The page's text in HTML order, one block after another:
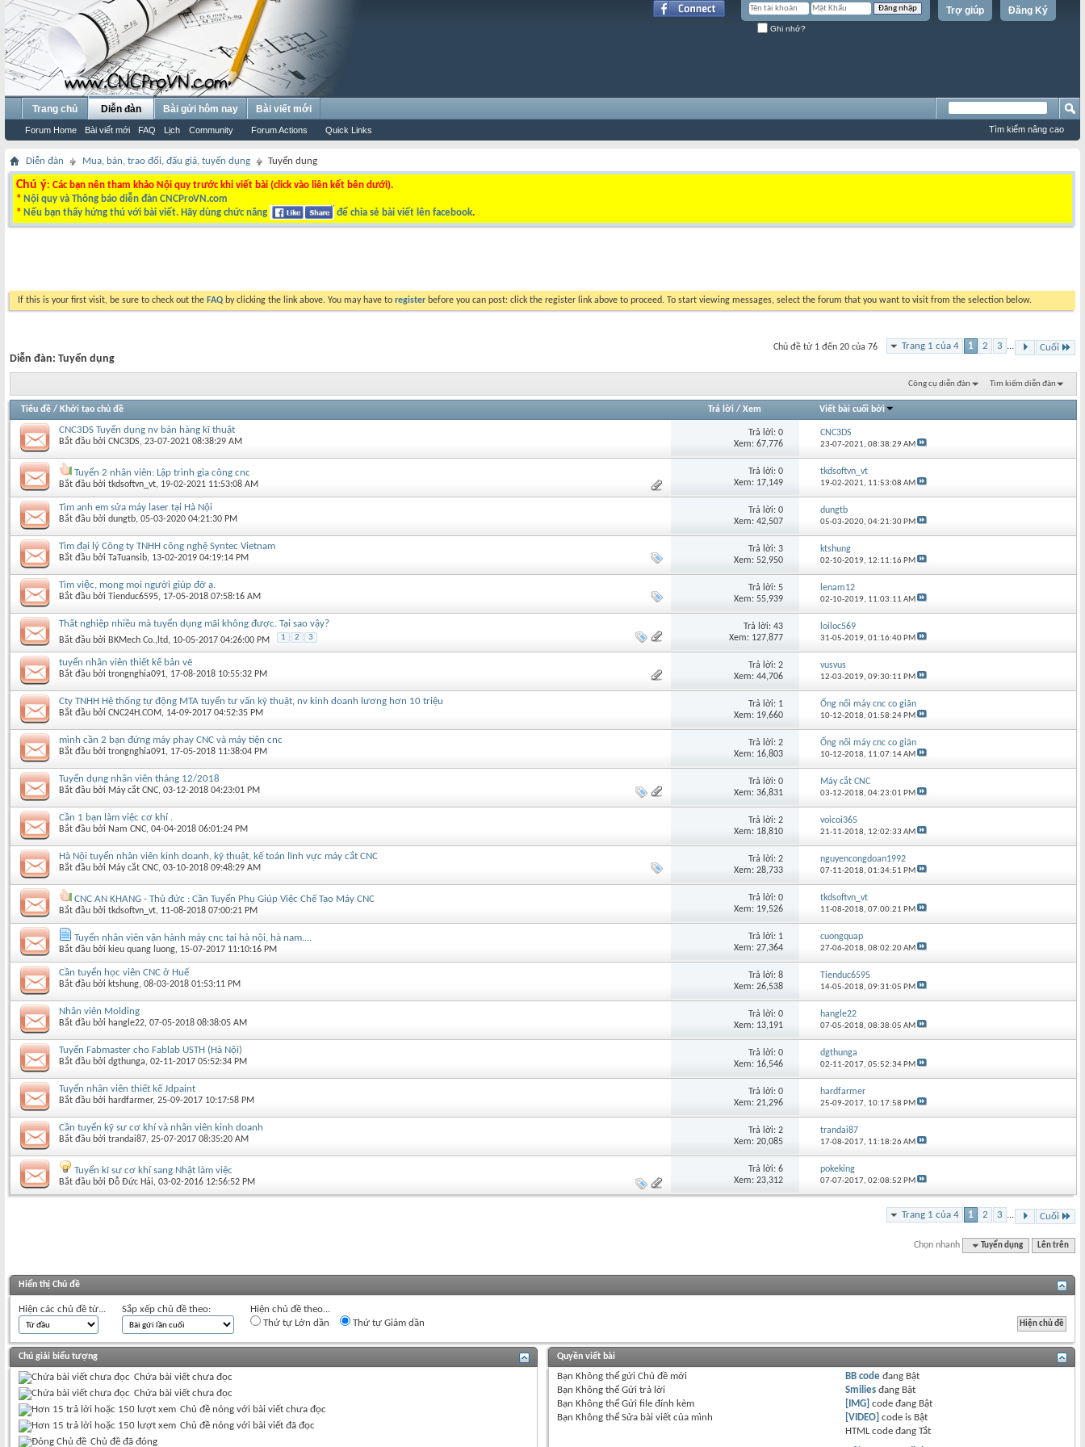
Đăng Ký
Trợ giúp
Ghi nhớ?
Trang chủ Diễn đàn
Forum Home Bài viết mới FAQ Lịch Community Forum Actions Quick Links
Bài gửi hôm nay Bài viết mới
Tìm kiếm nâng cao
Diễn đàn Mua, bán, trao đổi, đấu giá, tuyển dụng Tuyển dụng
Chú ý: Các bạn nên tham khảo Nội quy trước khi viết bài (click vào liên kết bên dưới).
* Nội quy và Thông báo diễn đàn CNCProVN.com
* Nếu bạn thấy hứng thú với bài viết. Hãy dùng chức năng để chia sẻ bài viết lên facebook.
If this is your first visit, be sure to check out the FAQ by clicking the link above. You may have to register before you can post: click the register link above to proceed. To start viewing messages, select the forum that you want to visit from the selection below.
Trang 1 của 4 1 2 3 ... Cuối
Chủ đề từ 1 đến 20 của 76
Diễn đàn: Tuyển dụng
Công cụ diễn đàn Tìm kiếm diễn đàn
Tiêu đề / Khởi tạo chủ đề Trả lời/ Xem Viết bài cuối bởi
CNC3DS Tuyển dụng nv bán hàng kĩ thuật
Bắt đầu bởi CNC3DS‎, 23-07-2021 08:38:29 AM
Trả lời: 0
Xem: 67,776
CNC3DS
23-07-2021,08:38:29 AM
Tuyển 2 nhân viên: Lập trình gia công cnc
Bắt đầu bởi tkdsoftvn_vt‎, 19-02-2021 11:53:08 AM
Trả lời: 0
Xem: 17,149
tkdsoftvn_vt
19-02-2021, 11:53:08 AM
Tìm anh em sửa máy laser tại Hà Nội
Bắt đầu bởi dungtb‎, 05-03-2020 04:21:30 PM
Trả lời: 0
Xem: 42,507
dungtb
05-03-2020,04:21:30 PM
Tìm đại lý Công ty TNHH công nghệ Syntec Vietnam
Bắt đầu bởi TaTuansib‎, 13-02-2019 04:19:14 PM
Trả lời: 3
Xem: 52,950
ktshung
02-10-2019, 12:11:16 PM
Tìm việc, mong mọi người giúp đỡ ạ.
Bắt đầu bởi Tienduc6595‎, 17-05-2018 07:58:16 AM
Trả lời: 5
Xem: 55,939
lenam12
02-10-2019, 11:03:11 AM
Thất nghiệp nhiều mà tuyển dụng mãi không được. Tại sao vậy?
Bắt đầu bởi BKMech Co.,ltd‎, 10-05-2017 04:26:00 PM 1 2 3
Trả lời: 43
Xem: 127,877
loiloc569
31-05-2019,01:16:40 PM
tuyển nhân viên thiết kế bản vẽ
Bắt đầu bởi trongnghia091‎, 17-08-2018 10:55:32 PM
Trả lời: 2
Xem: 44,706
vusvus
12-03-2019,09:30:11 PM
Cty TNHH Hệ thống tự động MTA tuyển tư vấn kỹ thuật, nv kinh doanh lương hơn 10 triệu
Bắt đầu bởi CNC24H.COM‎, 14-09-2017 04:52:35 PM
Trả lời: 1
Xem: 19,660
Ống nối máy cnc co giãn
10-12-2018,01:58:24 PM
mình cần 2 bạn đứng máy phay CNC và máy tiện cnc
Bắt đầu bởi trongnghia091‎, 17-05-2018 11:38:04 PM
Trả lời: 2
Xem: 16,803
Ống nối máy cnc co giãn
10-12-2018, 11:07:14 AM
Tuyển dụng nhân viên tháng 12/2018
Bắt đầu bởi Máy cắt CNC‎, 03-12-2018 04:23:01 PM
Trả lời: 0
Xem: 36,831
Máy cắt CNC
03-12-2018,04:23:01 PM
Cần 1 bạn làm việc cơ khí .
Bắt đầu bởi Nam CNC‎, 04-04-2018 06:01:24 PM
Trả lời: 2
Xem: 18,810
voicoi365
21-11-2018, 12:02:33 AM
Hà Nội tuyển nhân viên kinh doanh, kỹ thuật, kế toán lĩnh vực máy cắt CNC
Bắt đầu bởi Máy cắt CNC‎, 03-10-2018 09:48:29 AM
Trả lời: 2
Xem: 28,733
nguyencongdoan1992
07-11-2018,01:34:51 PM
CNC AN KHANG - Thủ đức : Cần Tuyển Phụ Giúp Việc Chế Tạo Máy CNC
Bắt đầu bởi tkdsoftvn_vt‎, 11-08-2018 07:00:21 PM
Trả lời: 0
Xem: 19,526
tkdsoftvn_vt
11-08-2018,07:00:21 PM
Tuyển nhân viên vận hành máy cnc tại hà nội, hà nam....
Bắt đầu bởi kieu quang luong‎, 15-07-2017 11:10:16 PM
Trả lời: 1
Xem: 27,364
cuongquap
27-06-2018,08:02:20 AM
Cần tuyển học viên CNC ở Huế
Bắt đầu bởi ktshung‎, 08-03-2018 01:53:11 PM
Trả lời: 8
Xem: 26,538
Tienduc6595
14-05-2018,09:31:05 PM
Nhân viên Molding
Bắt đầu bởi hangle22‎, 07-05-2018 08:38:05 AM
Trả lời: 0
Xem: 13,191
hangle22
07-05-2018,08:38:05 AM
Tuyển Fabmaster cho Fablab USTH (Hà Nội)
Bắt đầu bởi dgthunga‎, 02-11-2017 05:52:34 PM
Trả lời: 0
Xem: 16,546
dgthunga
02-11-2017,05:52:34 PM
Tuyển nhân viên thiết kế Jdpaint
Bắt đầu bởi hardfarmer‎, 25-09-2017 10:17:58 PM
Trả lời: 0
Xem: 21,296
hardfarmer
25-09-2017, 10:17:58 PM
Cần tuyển kỹ sư cơ khí và nhân viên kinh doanh
Bắt đầu bởi trandai87‎, 25-07-2017 08:35:20 AM
Trả lời: 2
Xem: 20,085
trandai87
17-08-2017, 11:18:26 AM
Tuyển kĩ sư cơ khí sang Nhật làm việc
Bắt đầu bởi Đỗ Đức Hải‎, 03-02-2016 12:56:52 PM
Trả lời: 6
Xem: 23,312
pokeking
07-07-2017,02:08:52 PM
Trang 1 của 4 1 2 3 ... Cuối
Chọn nhanh Tuyển dụng Lên trên
Hiển thị Chủ đề
Hiện các chủ đề từ... Sắp xếp chủ đề theo:
Hiện chủ đề theo...
Thứ tự Lớn dần
Thứ tự Giảm dần
Chú giải biểu tượng
Chứa bài viết chưa đọc
Chứa bài viết chưa đọc
Chủ đề nóng với bài viết chưa đọc
Chủ đề nóng với bài viết đã đọc
Chủ đề đã đóng
Quyền viết bài
Bạn Không thểgửi Chủ đề mới
Bạn Không thểGửi trả lời
Bạn Không thểGửi file đính kèm
Bạn Không thểSửa bài viết của mình
BB code đang Bật
Smilies đang Bật
[IMG] code đang Bật
[VIDEO] code is Bật
HTML code đangTắt